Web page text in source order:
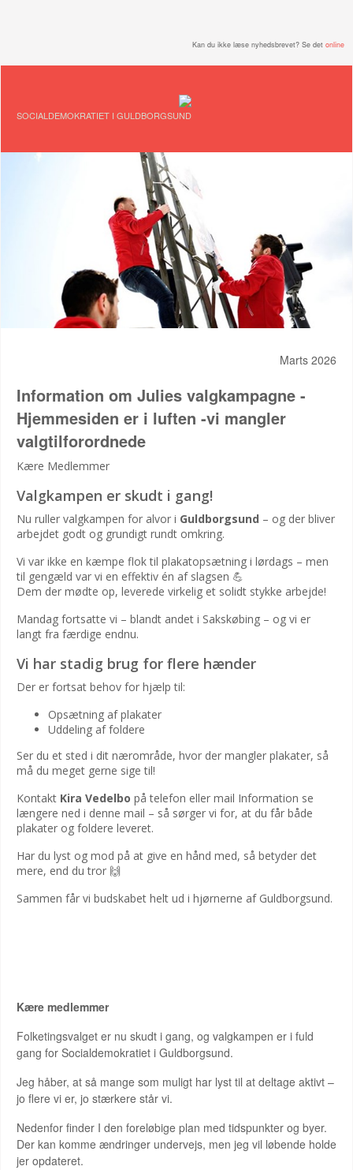
Kan du ikke læse nyhedsbrevet? Se det online
SOCIALDEMOKRATIET I GULDBORGSUND
Marts 2026
Information om Julies valgkampagne -
Hjemmesiden er i luften -vi mangler
valgtilforordnede
Kære Medlemmer
Valgkampen er skudt i gang!
Nu ruller valgkampen for alvor i Guldborgsund – og der bliver
arbejdet godt og grundigt rundt omkring.
Vi var ikke en kæmpe flok til plakatopsætning i lørdags – men
til gengæld var vi en effektiv én af slagsen 💪
Dem der mødte op, leverede virkelig et solidt stykke arbejde!
Mandag fortsatte vi – blandt andet i Sakskøbing – og vi er
langt fra færdige endnu.
Vi har stadig brug for flere hænder
Der er fortsat behov for hjælp til:
Opsætning af plakater
Uddeling af foldere
Ser du et sted i dit nærområde, hvor der mangler plakater, så
må du meget gerne sige til!
Kontakt Kira Vedelbo på telefon eller mail Information se
længere ned i denne mail – så sørger vi for, at du får både
plakater og foldere leveret.
Har du lyst og mod på at give en hånd med, så betyder det
mere, end du tror 🙌
Sammen får vi budskabet helt ud i hjørnerne af Guldborgsund.
Kære medlemmer
Folketingsvalget er nu skudt i gang, og valgkampen er i fuld
gang for Socialdemokratiet i Guldborgsund.
Jeg håber, at så mange som muligt har lyst til at deltage aktivt –
jo flere vi er, jo stærkere står vi.
Nedenfor finder I den foreløbige plan med tidspunkter og byer.
Der kan komme ændringer undervejs, men jeg vil løbende holde
jer opdateret.